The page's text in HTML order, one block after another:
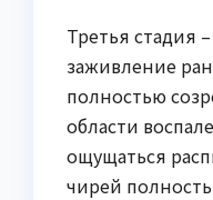
Третья стадия
заживление
полностью
области
ощущаться
чирей